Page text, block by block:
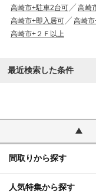
高崎市+駐車2台可
高崎
高崎市+即入居可
高崎
高崎市+２Ｆ以上
最近検索した条件
間取りから探す
人気特集から探す